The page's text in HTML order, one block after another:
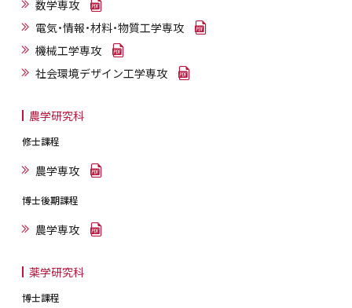
数学専攻
電気・情報・材料・物質工学専攻
機械工学専攻
社会環境デザイン工学専攻
農学研究科
修士課程
農学専攻
博士後期課程
農学専攻
薬学研究科
博士課程